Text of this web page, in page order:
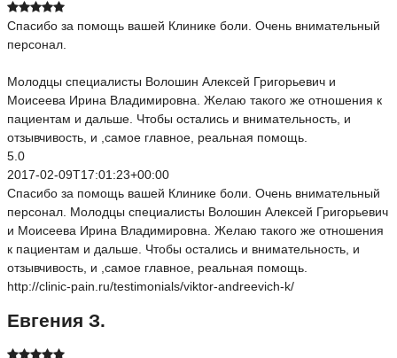
Спасибо за помощь вашей Клинике боли. Очень внимательный
персонал.
Молодцы специалисты Волошин Алексей Григорьевич и
Моисеева Ирина Владимировна. Желаю такого же отношения к
пациентам и дальше. Чтобы остались и внимательность, и
отзывчивость, и ,самое главное, реальная помощь.
5.0
2017-02-09T17:01:23+00:00
Спасибо за помощь вашей Клинике боли. Очень внимательный
персонал. Молодцы специалисты Волошин Алексей Григорьевич
и Моисеева Ирина Владимировна. Желаю такого же отношения
к пациентам и дальше. Чтобы остались и внимательность, и
отзывчивость, и ,самое главное, реальная помощь.
http://clinic-pain.ru/testimonials/viktor-andreevich-k/
Евгения З.